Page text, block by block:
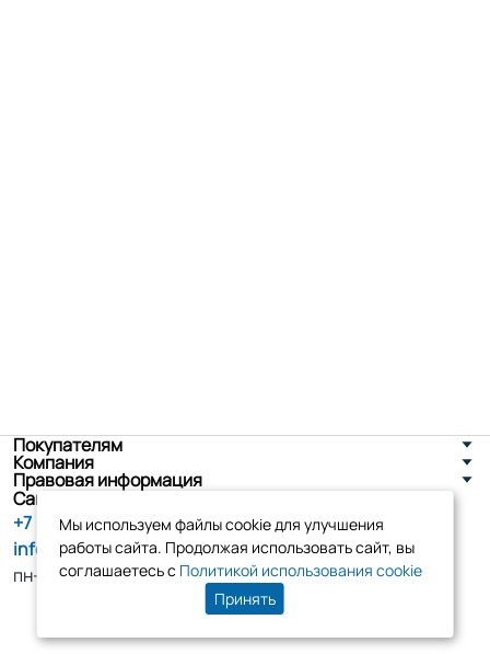
Покупателям
Компания
Правовая информация
Санкт-Петербург, ул. Новоселов д. 8
+7 (800) 555-86-90
info@tk-elko.ru
пн-пт, 10:00 - 18:00
Мы используем файлы cookie для улучшения
работы сайта. Продолжая использовать сайт, вы
соглашаетесь с Политикой использования cookie
Принять